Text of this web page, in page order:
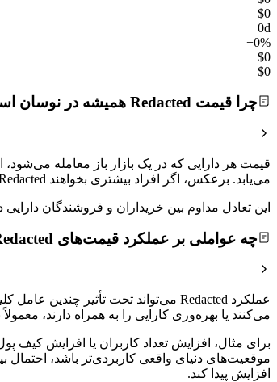
$0
0d
+0%
$0
$0
چرا قیمت Redacted همیشه در نوسان است؟
می‌یابد. برعکس، اگر افراد بیشتری بخواهند Redacted را بفروشند تا اینکه بخرند، قیمت کاهش خواهد یافت.
این تعادل مداوم بین خریداران و فروشندگان
چه عواملی بر عملکرد قیمت‌های Redacted تأثیر می‌گذارند؟
می‌کنند یا بهره‌وری کارایی را به همراه دارند،
موقعیت‌های دنیای واقعی کاربردی‌تر باشد،
افزایش پیدا کند.